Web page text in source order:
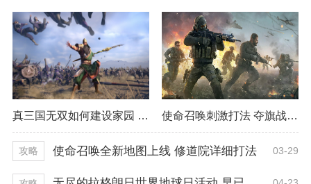
真三国无双如何建设家园 最佳建设方式推荐 使命召唤刺激打法 夺旗战模式精彩程度
攻略 使命召唤全新地图上线 修道院详细打法 03-29